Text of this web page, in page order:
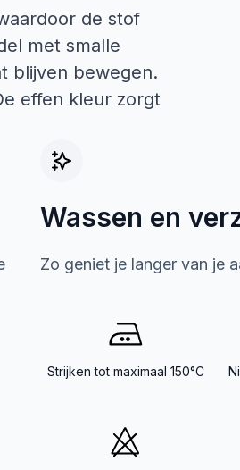
de stof
met smalle
blijven bewegen.
effen kleur zorgt
Wassen en
Zo geniet je langer van je
Strijken tot maximaal 150°C